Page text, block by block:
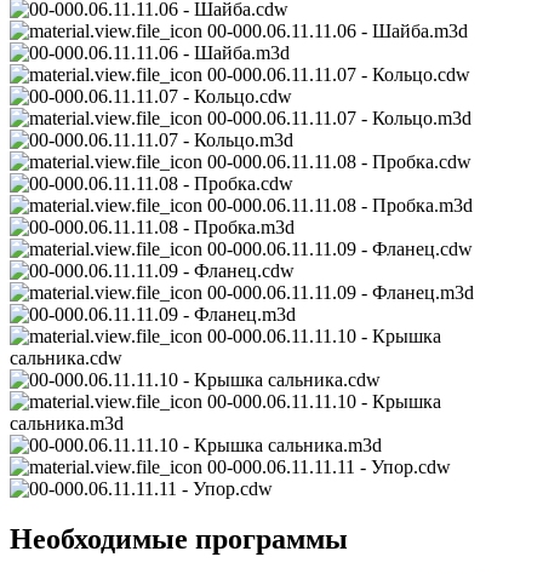
00-000.06.11.11.06 - Шайба.m3d
00-000.06.11.11.07 - Кольцо.cdw
00-000.06.11.11.07 - Кольцо.m3d
00-000.06.11.11.08 - Пробка.cdw
00-000.06.11.11.08 - Пробка.m3d
00-000.06.11.11.09 - Фланец.cdw
00-000.06.11.11.09 - Фланец.m3d
00-000.06.11.11.10 - Крышка
сальника.cdw
00-000.06.11.11.10 - Крышка
сальника.m3d
00-000.06.11.11.11 - Упор.cdw
Необходимые программы